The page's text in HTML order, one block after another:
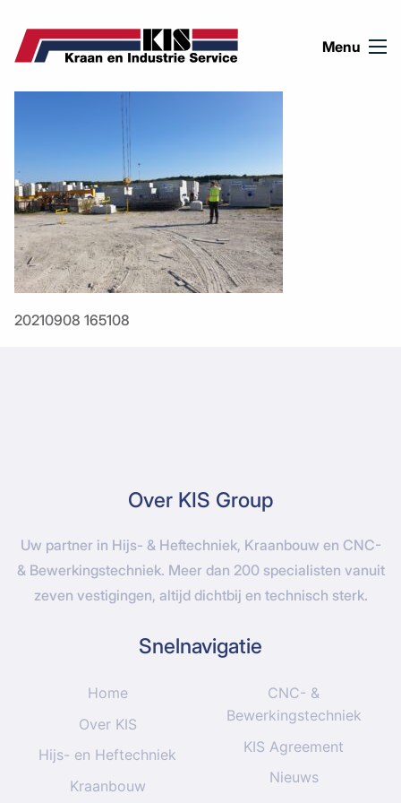
Menu
20210908 165108
Over KIS Group
Uw partner in Hijs- & Heftechniek, Kraanbouw en CNC-
& Bewerkingstechniek. Meer dan 200 specialisten vanuit
zeven vestigingen, altijd dichtbij en technisch sterk.
Snelnavigatie
Home
Over KIS
Hijs- en Heftechniek
Kraanbouw
CNC- &
Bewerkingstechniek
KIS Agreement
Nieuws